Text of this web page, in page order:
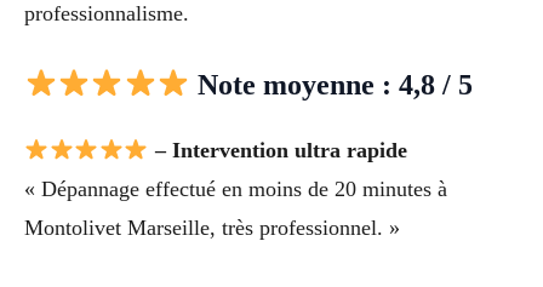
professionnalisme.
Note moyenne : 4,8 / 5
– Intervention ultra rapide
« Dépannage effectué en moins de 20 minutes à
Montolivet Marseille, très professionnel. »